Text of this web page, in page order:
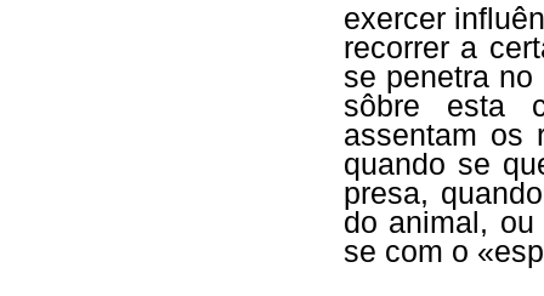
exercer
recorrer a
se penetra
sôbre esta
assentam os
quando se
presa,
do animal,
se com o